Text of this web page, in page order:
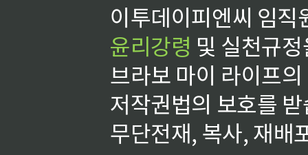
이투데이피엔씨 임
윤리강령 및 실천규
브라보 마이 라이프
저작권법의 보호를
무단전재, 복사, 재배